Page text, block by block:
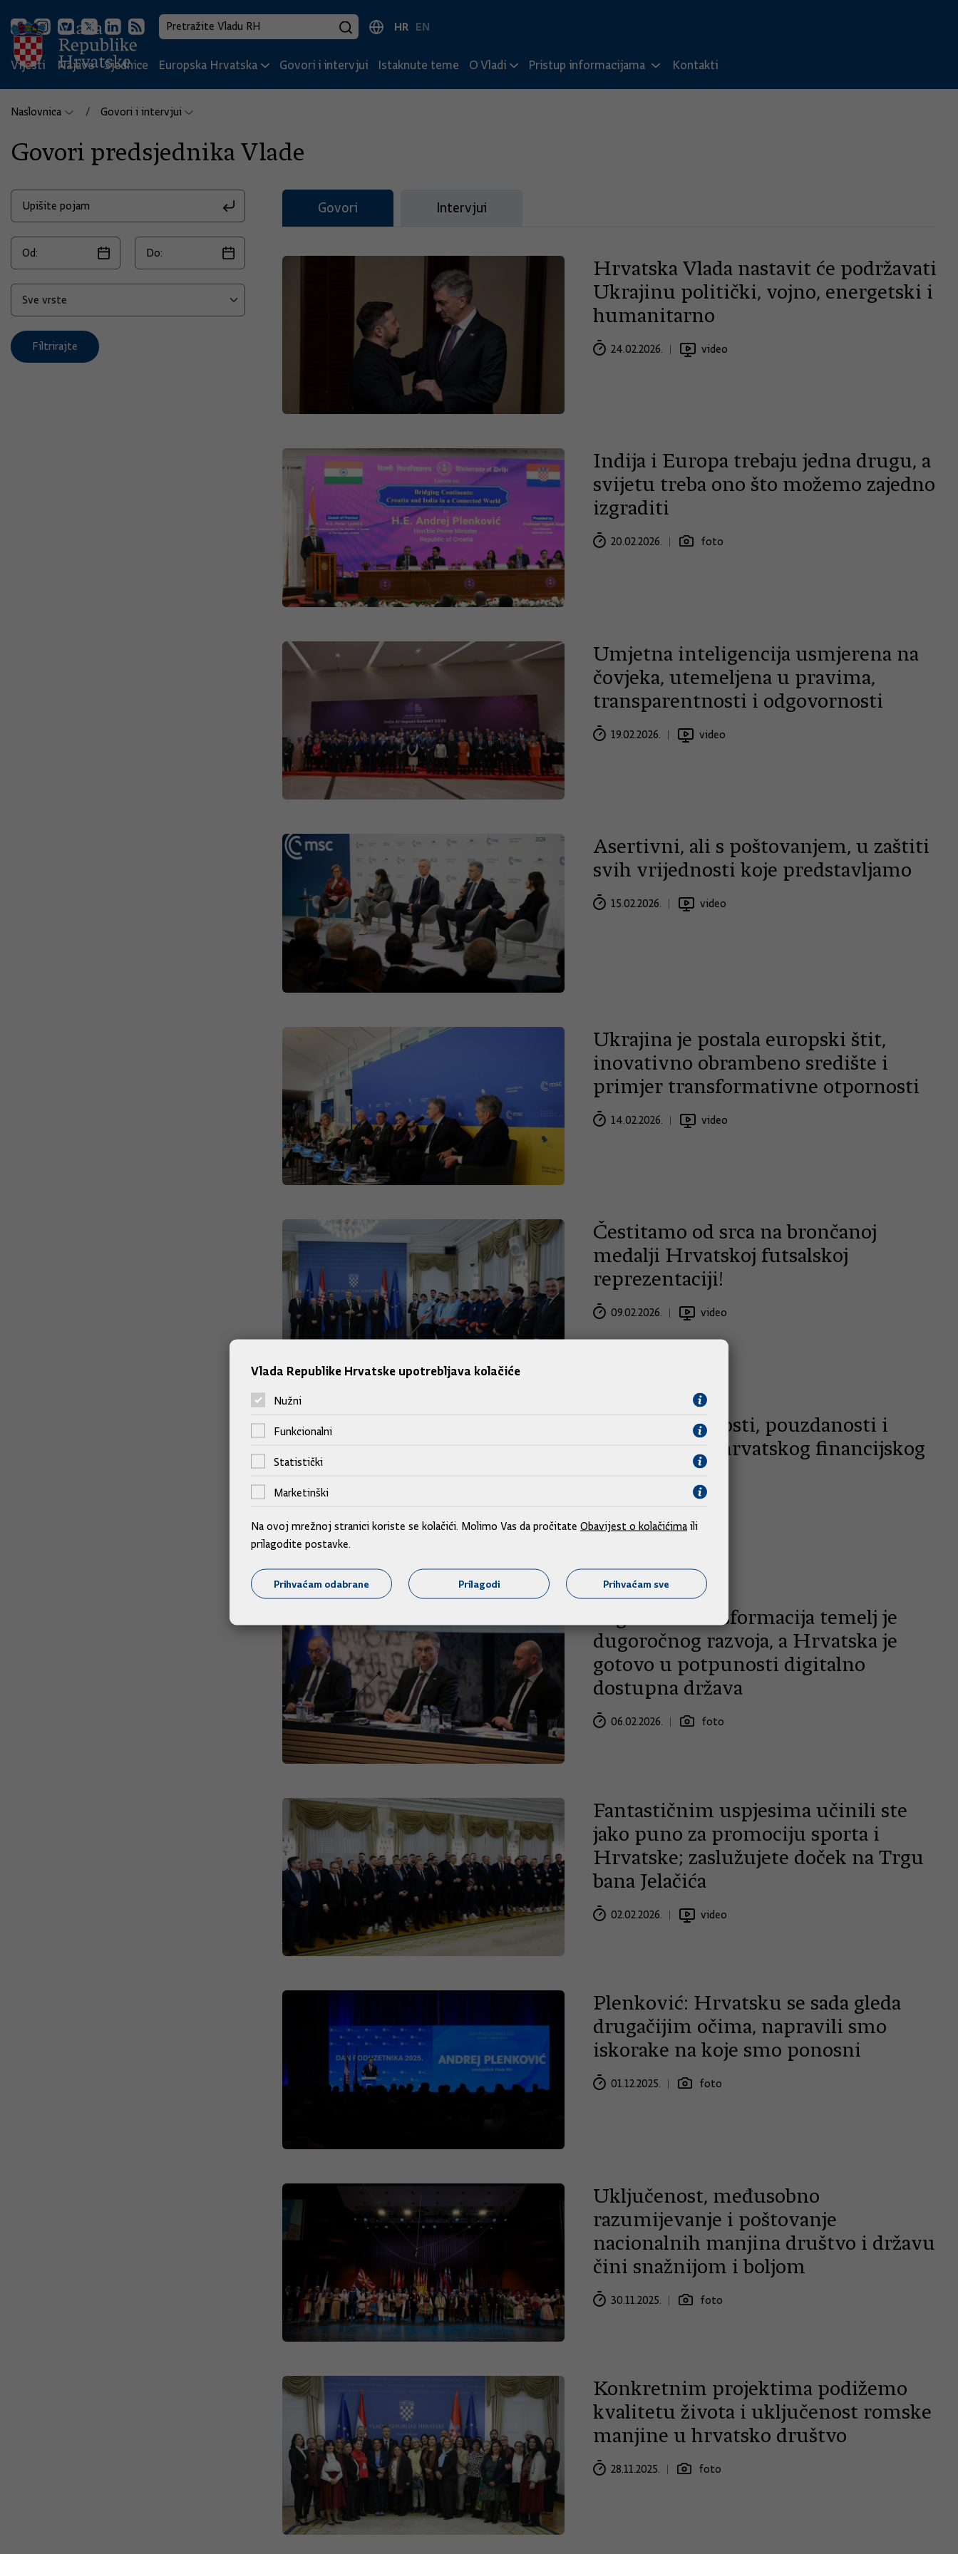
HR EN
Vijesti Najave Sjednice Europska Hrvatska Govori i intervjui Istaknute teme O Vladi Pristup informacijama Kontakti
Naslovnica Govori i intervjui
Govori predsjednika Vlade
Filtrirajte
Govori Intervjui
Hrvatska Vlada nastavit će podržavati
Ukrajinu politički, vojno, energetski i
humanitarno
24.02.2026. video
Indija i Europa trebaju jedna drugu, a
svijetu treba ono što možemo zajedno
izgraditi
20.02.2026. foto
Umjetna inteligencija usmjerena na
čovjeka, utemeljena u pravima,
transparentnosti i odgovornosti
19.02.2026. video
Asertivni, ali s poštovanjem, u zaštiti
svih vrijednosti koje predstavljamo
15.02.2026. video
Ukrajina je postala europski štit,
inovativno obrambeno središte i
primjer transformativne otpornosti
14.02.2026. video
Čestitamo od srca na brončanoj
medalji Hrvatskoj futsalskoj
reprezentaciji!
09.02.2026. video
Jačanje stabilnosti, pouzdanosti i
predvidivosti hrvatskog financijskog
Digitalna transformacija temelj je
dugoročnog razvoja, a Hrvatska je
gotovo u potpunosti digitalno
dostupna država
06.02.2026. foto
Fantastičnim uspjesima učinili ste
jako puno za promociju sporta i
Hrvatske; zaslužujete doček na Trgu
bana Jelačića
02.02.2026. video
Plenković: Hrvatsku se sada gleda
drugačijim očima, napravili smo
iskorake na koje smo ponosni
01.12.2025. foto
Uključenost, međusobno
razumijevanje i poštovanje
nacionalnih manjina društvo i državu
čini snažnijom i boljom
30.11.2025. foto
Konkretnim projektima podižemo
kvalitetu života i uključenost romske
manjine u hrvatsko društvo
28.11.2025. foto
Vlada Republike Hrvatske upotrebljava kolačiće
Nužni
Funkcionalni
Statistički
Marketinški
Na ovoj mrežnoj stranici koriste se kolačići. Molimo Vas da pročitate Obavijest o kolačićima ili
prilagodite postavke.
Prihvaćam odabrane Prilagodi Prihvaćam sve